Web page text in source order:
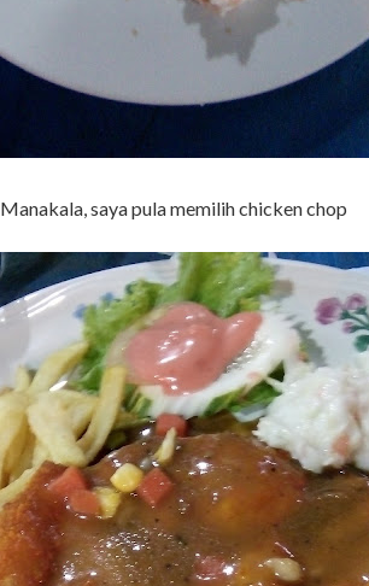
Manakala, saya pula memilih chicken chop